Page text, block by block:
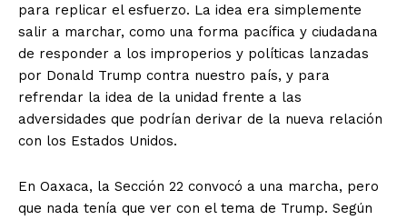
para replicar el esfuerzo. La idea era simplemente
salir a marchar, como una forma pacífica y ciudadana
de responder a los improperios y políticas lanzadas
por Donald Trump contra nuestro país, y para
refrendar la idea de la unidad frente a las
adversidades que podrían derivar de la nueva relación
con los Estados Unidos.
En Oaxaca, la Sección 22 convocó a una marcha, pero
que nada tenía que ver con el tema de Trump. Según